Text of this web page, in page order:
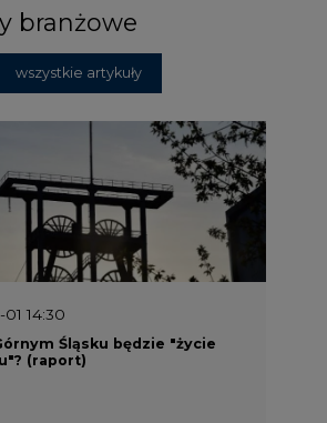
branżowe
wszystkie artykuły
14:30
Śląsku będzie "życie
(raport)